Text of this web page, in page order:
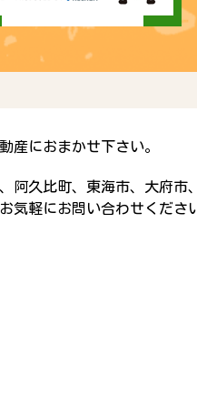
産におまかせ下さい。
阿久比町、東海市、大府市
気軽にお問い合わせくださ